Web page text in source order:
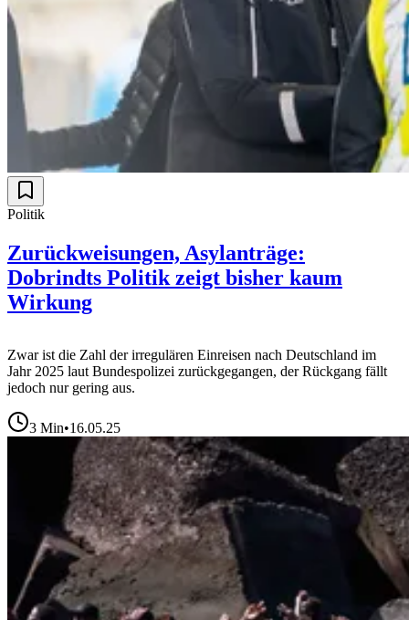
Politik
Zurückweisungen, Asylanträge:
Dobrindts Politik zeigt bisher kaum
Wirkung
Zwar ist die Zahl der irregulären Einreisen nach Deutschland im
Jahr 2025 laut Bundespolizei zurückgegangen, der Rückgang fällt
jedoch nur gering aus.
3 Min•16.05.25